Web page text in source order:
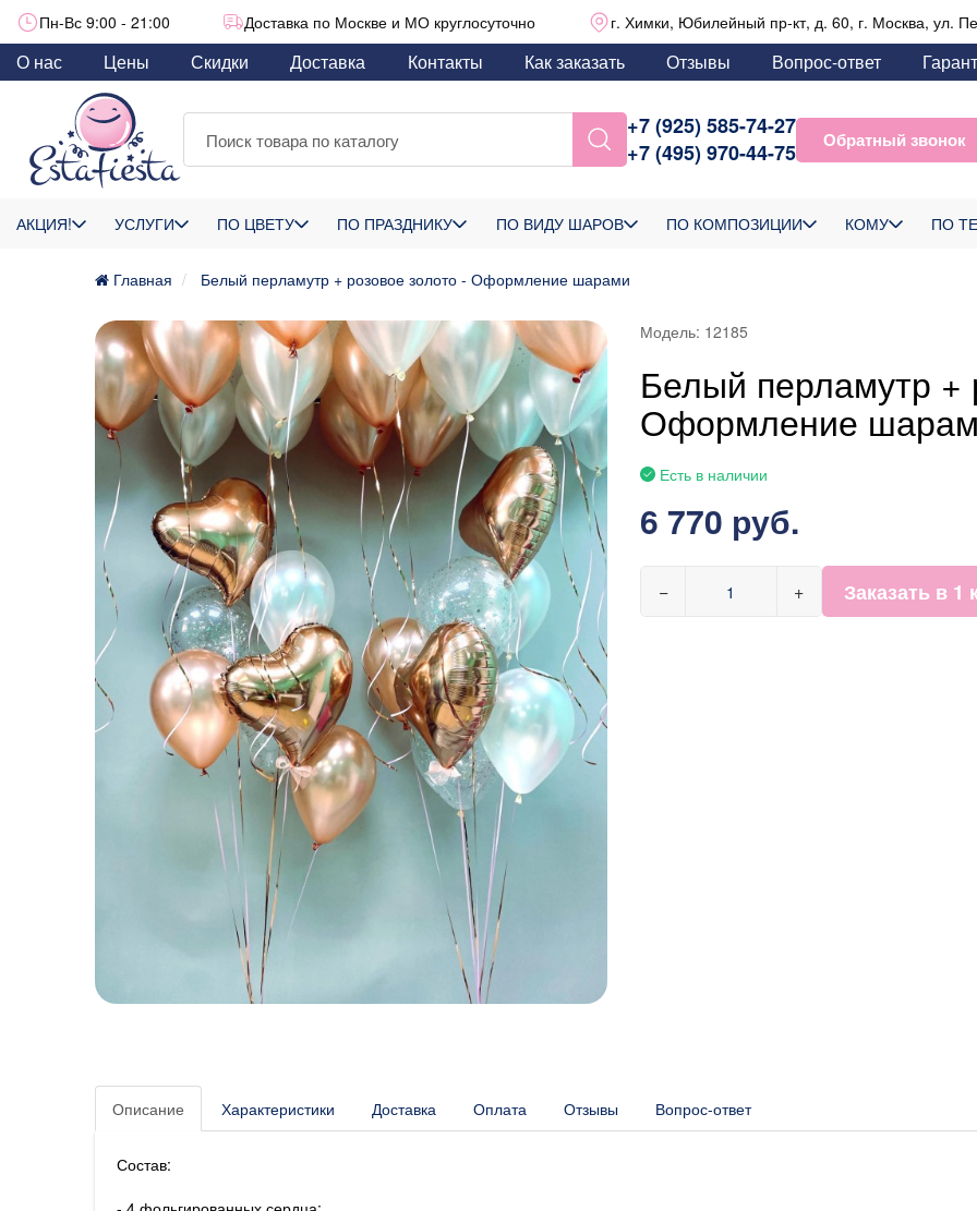
Пн-Вс 9:00 - 21:00 Доставка по Москве и МО круглосуточно г. Химки, Юбилейный пр-кт, д. 60, г. Москва, ул.
О нас Цены Скидки Доставка Контакты Как заказать Отзывы Вопрос-ответ
+7 (925) 585-74-27
+7 (495) 970-44-75
Обратный звонок
АКЦИЯ! УСЛУГИ ПО ЦВЕТУ ПО ПРАЗДНИКУ ПО ВИДУ ШАРОВ ПО КОМПОЗИЦИИ КОМУ ПО
Главная Белый перламутр + розовое золото - Оформление шарами
Модель: 12185
Белый перламутр +
Оформление
Есть в наличии
6 770 руб.
− + Заказать в 1
Описание Характеристики Доставка Оплата Отзывы Вопрос-ответ
Состав: